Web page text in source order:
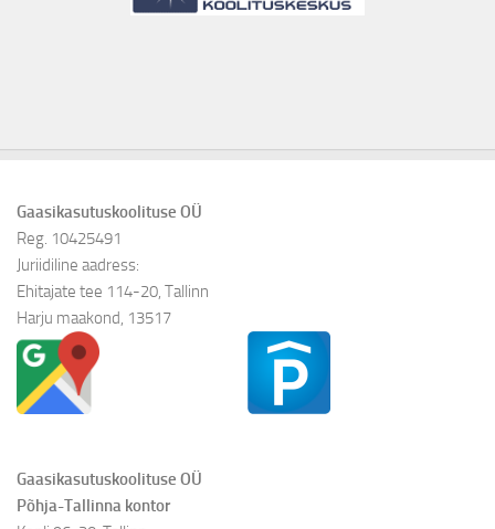
Gaasikasutuskoolituse OÜ
Reg. 10425491
Juriidiline aadress:
Ehitajate tee 114-20, Tallinn
Harju maakond, 13517
Gaasikasutuskoolituse OÜ
Põhja-Tallinna kontor